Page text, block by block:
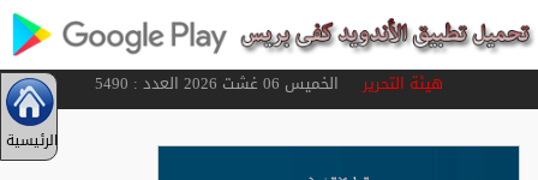
هيئة التحريرالخميس 06 غشت 2026 العدد : 5490
الرئيسية